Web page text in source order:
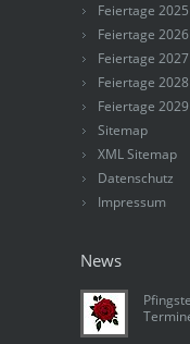
Feiertage 2025
Feiertage 2026
Feiertage 2027
Feiertage 2028
Feiertage 2029
Sitemap
XML Sitemap
Datenschutz
Impressum
News